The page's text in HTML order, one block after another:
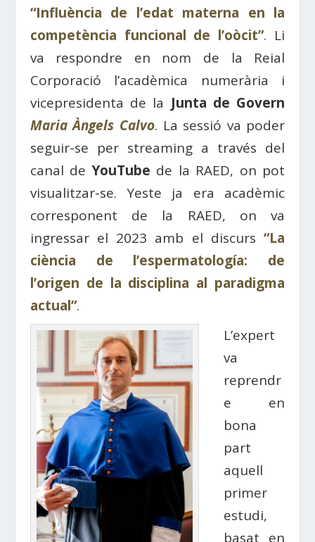
“Influència de l’edat materna en la
competència funcional de l’oòcit”. Li
va respondre en nom de la Reial
Corporació l’acadèmica numerària i
vicepresidenta de la Junta de Govern
Maria Àngels Calvo. La sessió va poder
seguir-se per streaming a través del
canal deYouTube de la RAED, on pot
visualitzar-se. Yeste ja era acadèmic
corresponent de la RAED, on va
ingressar el 2023 amb el discurs “La
ciència de l’espermatología: de
l’origen de la disciplina al paradigma
actual”.
L’expert
va
reprendr
e en
bona
part
aquell
primer
estudi,
basat en